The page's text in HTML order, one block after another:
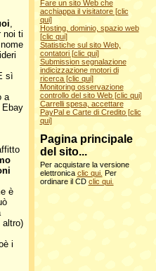
,
noi ti
sì
a
Ebay
è
altro)
i
Fare un sito Web che
acchiappa il visitatore [clic
qui]
Hosting, dominio, spazio web
[clic qui]
Statistiche sul sito Web,
contatori [clic qui]
Submission segnalazione
indicizzazione motori di
ricerca [clic qui]
Monitoring osservazione
controllo del sito Web [clic qui]
Carrelli spesa, accettare
PayPal e Carte di Credito [clic
qui]
Pagina principale
del sito...
Per acquistare la versione
elettronica clic qui.
Per
ordinare il CD clic qui.